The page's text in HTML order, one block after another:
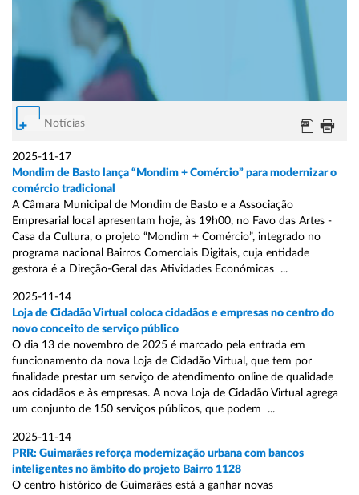
Notícias
2025-11-17
Mondim de Basto lança “Mondim + Comércio” para modernizar o
comércio tradicional
A Câmara Municipal de Mondim de Basto e a Associação
Empresarial local apresentam hoje, às 19h00, no Favo das Artes -
Casa da Cultura, o projeto “Mondim + Comércio”, integrado no
programa nacional Bairros Comerciais Digitais, cuja entidade
gestora é a Direção-Geral das Atividades Económicas ...
2025-11-14
Loja de Cidadão Virtual coloca cidadãos e empresas no centro do
novo conceito de serviço público
O dia 13 de novembro de 2025 é marcado pela entrada em
funcionamento da nova Loja de Cidadão Virtual, que tem por
finalidade prestar um serviço de atendimento online de qualidade
aos cidadãos e às empresas. A nova Loja de Cidadão Virtual agrega
um conjunto de 150 serviços públicos, que podem ...
2025-11-14
PRR: Guimarães reforça modernização urbana com bancos
inteligentes no âmbito do projeto Bairro 1128
O centro histórico de Guimarães está a ganhar novas